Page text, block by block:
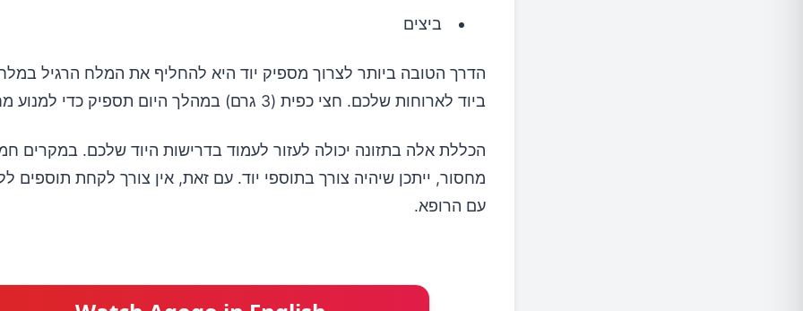
ביצים
הדרך הטובה ביותר לצרוך מספיק יוד היא להחליף את המלח הרגיל
ביוד לארוחות שלכם. חצי כפית (3 גרם) במהלך היום תספיק כדי למנוע מחסור.
הכללת אלה בתזונה יכולה לעזור לעמוד בדרישות היוד שלכם. במקרים
מחסור, ייתכן שיהיה צורך בתוספי יוד. עם זאת, אין צורך לקחת תוספים
עם הרופא.